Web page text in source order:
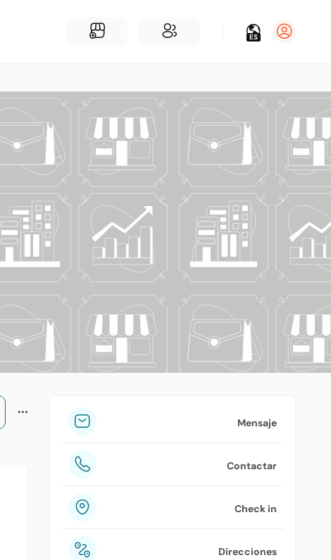
ES
Mensaje
Contactar
Check in
Direcciones
Para Negocios
Añadir un negocio
Encuentre empresas cerca de ti
Comunidad
Encuentra personas cerca de ti
tuPlaza
Acerca de nosotros